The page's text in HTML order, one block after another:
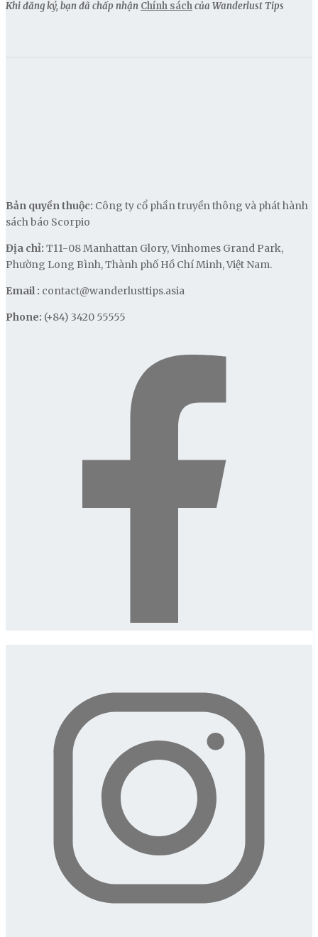
Khi đăng ký, bạn đã chấp nhận Chính sáchcủa Wanderlust Tips
Bản quyền thuộc: Công ty cổ phần truyền thông và phát hành
sách báo Scorpio
Địa chỉ: T11-08 Manhattan Glory, Vinhomes Grand Park,
Phường Long Bình, Thành phố Hồ Chí Minh, Việt Nam.
Email : contact@wanderlusttips.asia
Phone: (+84) 3420 55555